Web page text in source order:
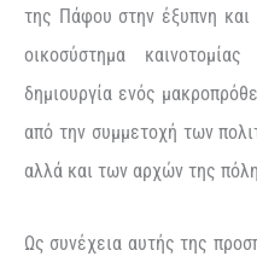
της Πάφου στην έξυπνη
οικοσύστημα
δημιουργία ενός
από την συμμετοχή των
αλλά και των αρχών της
Ως συνέχεια αυτής της